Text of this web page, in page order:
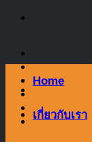
Skip
Home
เกี่ยวกับเรา